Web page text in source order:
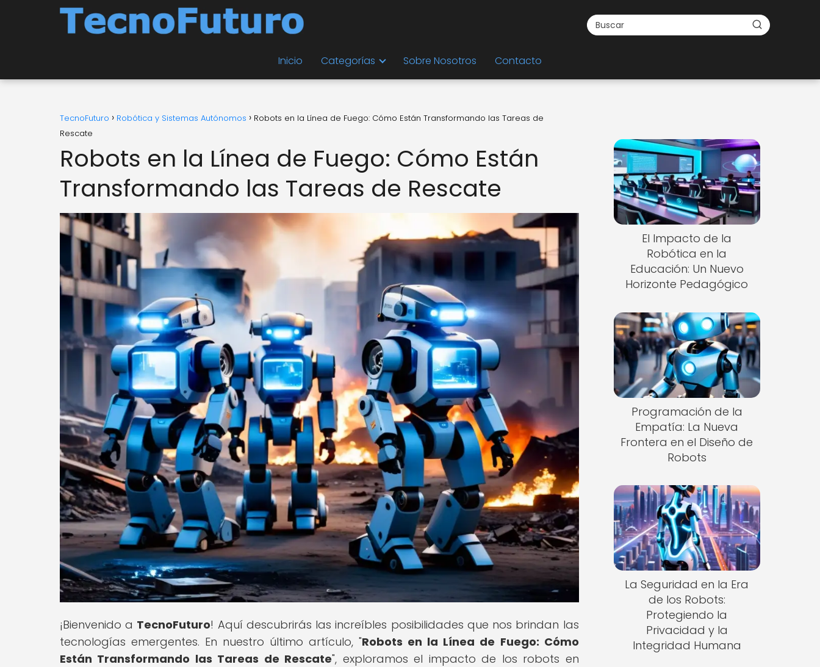
Inicio Categorías Sobre Nosotros Contacto
TecnoFuturo Robótica y Sistemas Autónomos
Robots en la Línea de Fuego: Cómo Están Transformando las Tareas de
Rescate
Robots en la Línea de Fuego: Cómo Están
Transformando las Tareas de Rescate
¡Bienvenido a TecnoFuturo! Aquí descubrirás las increíbles posibilidades que nos brindan las
tecnologías emergentes. En nuestro último artículo, "Robots en la Línea de Fuego: Cómo
Están Transformando las Tareas de Rescate", exploramos el impacto de los robots en
El Impacto de la
Robótica en la
Educación: Un Nuevo
Horizonte Pedagógico
Programación de la
Empatía: La Nueva
Frontera en el Diseño de
Robots
La Seguridad en la Era
de los Robots:
Protegiendo la
Privacidad y la
Integridad Humana